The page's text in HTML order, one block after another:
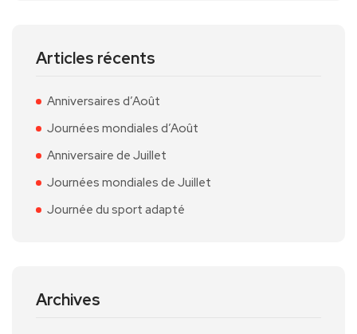
Articles récents
Anniversaires d’Août
Journées mondiales d’Août
Anniversaire de Juillet
Journées mondiales de Juillet
Journée du sport adapté
Archives